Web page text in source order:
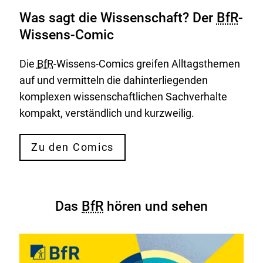
Was sagt die Wissenschaft? Der BfR-
Wissens-Comic
Die BfR-Wissens-Comics greifen Alltagsthemen
auf und vermitteln die dahinterliegenden
komplexen wissenschaftlichen Sachverhalte
kompakt, verständlich und kurzweilig.
Zu den Comics
Das BfR hören und sehen